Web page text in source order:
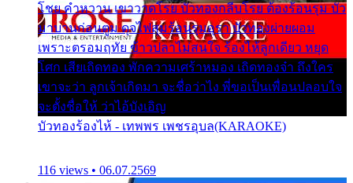
โชย คำหวาน เขาวาดโรย บัวทองกลีบโรย ต้องร้อนรุม บัว
มาบานก่อนตูม ดุจไฟสุมร้อนรุมอุรา บัวทองผ่ายผอม
เพราะตรอมฤทัย ข้าวปลาไม่สนใจ ร้องไห้ลูกเดียว หยุด
โศก เสียเถิดทอง พักความเศร้าหมอง เถิดทองจ๋า ถึงใคร
เขาจะว่า ลูกเจ้าเกิดมา จะชื่อว่าไง พี่ขอเป็นเพื่อนปลอบใจ
จะตั้งชื่อให้ ว่าไอ้บังเอิญ
บัวทองร้องไห้ - เทพพร เพชรอุบล(KARAOKE)
116 views • 06.07.2569